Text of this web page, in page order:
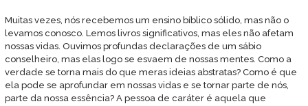
Muitas vezes, nós recebemos um ensino bíblico sólido, mas não o
levamos conosco. Lemos livros significativos, mas eles não afetam
nossas vidas. Ouvimos profundas declarações de um sábio
conselheiro, mas elas logo se esvaem de nossas mentes. Como a
verdade se torna mais do que meras ideias abstratas? Como é que
ela pode se aprofundar em nossas vidas e se tornar parte de nós,
parte da nossa essência? A pessoa de caráter é aquela que